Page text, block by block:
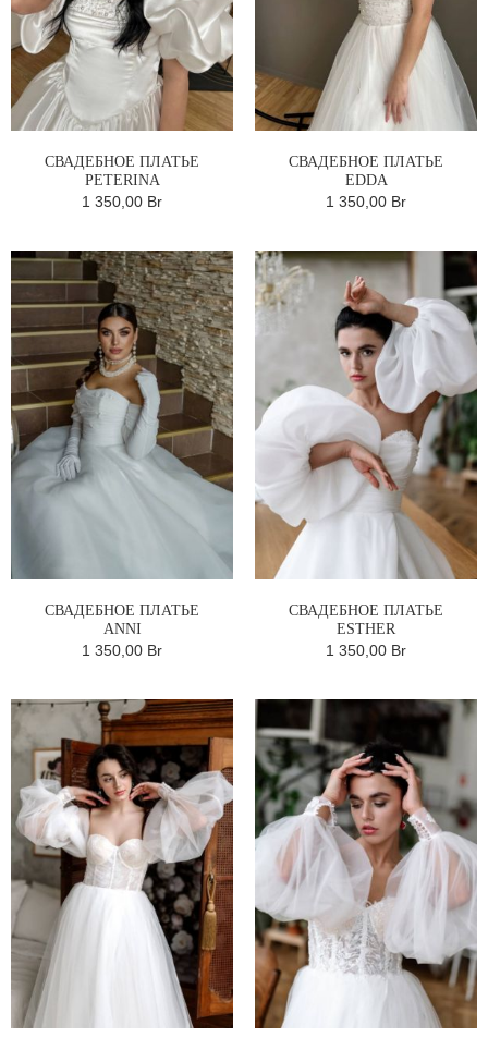
СВАДЕБНОЕ ПЛАТЬЕ
PETERINA
1 350,00 Br
СВАДЕБНОЕ ПЛАТЬЕ
EDDA
1 350,00 Br
СВАДЕБНОЕ ПЛАТЬЕ
ANNI
1 350,00 Br
СВАДЕБНОЕ ПЛАТЬЕ
ESTHER
1 350,00 Br